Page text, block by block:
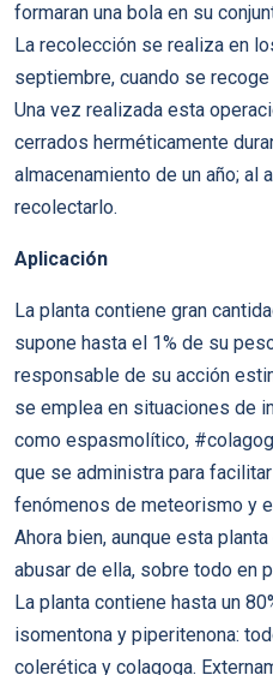
formaran una bola en su
La recolección se realiza en
septiembre, cuando se
Una vez realizada esta
cerrados herméticamente
almacenamiento de un año;
recolectarlo.
Aplicación
La planta contiene gran
supone hasta el 1% de su
responsable de su acción
se emplea en situaciones de
como espasmolítico,
que se administra para
fenómenos de meteorismo y
Ahora bien, aunque esta
abusar de ella, sobre todo en
La planta contiene hasta un
isomentona y piperitenona:
colerética y colagoga.